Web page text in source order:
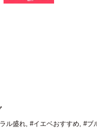
ル盛れ, #イエベおすすめ, #ブ